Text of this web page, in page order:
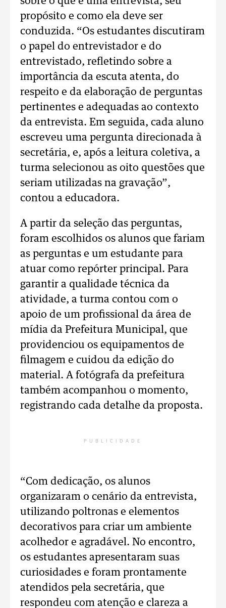
propósito e como ela deve ser
conduzida. “Os estudantes discutiram
o papel do entrevistador e do
entrevistado, refletindo sobre a
importância da escuta atenta, do
respeito e da elaboração de perguntas
pertinentes e adequadas ao contexto
da entrevista. Em seguida, cada aluno
escreveu uma pergunta direcionada à
secretária, e, após a leitura coletiva, a
turma selecionou as oito questões que
seriam utilizadas na gravação”,
contou a educadora.
A partir da seleção das perguntas,
foram escolhidos os alunos que fariam
as perguntas e um estudante para
atuar como repórter principal. Para
garantir a qualidade técnica da
atividade, a turma contou com o
apoio de um profissional da área de
mídia da Prefeitura Municipal, que
providenciou os equipamentos de
filmagem e cuidou da edição do
material. A fotógrafa da prefeitura
também acompanhou o momento,
registrando cada detalhe da proposta.
PUBLICIDADE
“Com dedicação, os alunos
organizaram o cenário da entrevista,
utilizando poltronas e elementos
decorativos para criar um ambiente
acolhedor e agradável. No encontro,
os estudantes apresentaram suas
curiosidades e foram prontamente
atendidos pela secretária, que
respondeu com atenção e clareza a